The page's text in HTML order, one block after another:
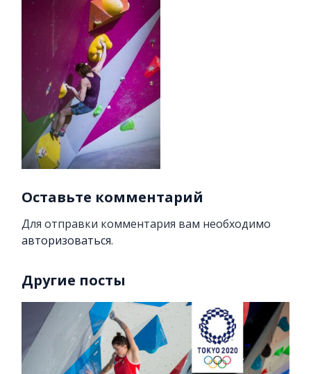
Оставьте комментарий
Для отправки комментария вам необходимо
авторизоваться.
Другие посты